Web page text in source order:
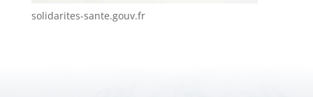
solidarites-sante.gouv.fr